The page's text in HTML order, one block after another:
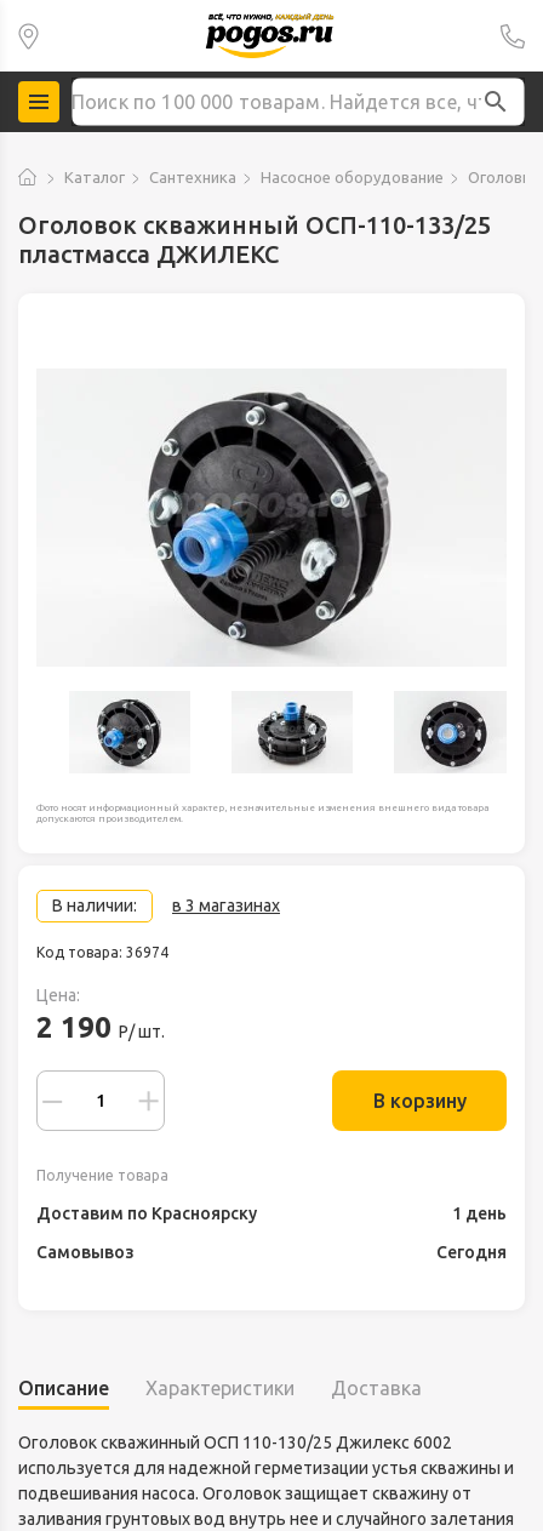
Каталог Сантехника Насосное оборудование
Оголовок скважинный OCП-110-133/25
пластмасса ДЖИЛЕКС
Фото носят информационный характер, незначительные изменения внешнего вида товара
допускаются производителем.
В наличии: в 3 магазинах
Код товара: 36974
Цена:
2 190 Р/ шт.
В корзину
Получение товара
Доставим по Красноярску
1 день
Самовывоз
Сегодня
Описание Характеристики Доставка
Оголовок скважинный ОСП 110-130/25 Джилекс 6002
используется для надежной герметизации устья скважины и
подвешивания насоса. Оголовок защищает скважину от
заливания грунтовых вод внутрь нее и случайного залетания